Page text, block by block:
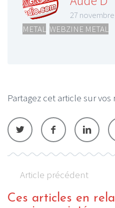
27 novembre
METAL WEBZINE METAL
Partagez cet article sur vos
Article précédent
Ces articles en